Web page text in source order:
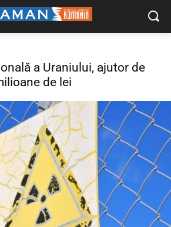
a Uraniului, ajutor de
de lei